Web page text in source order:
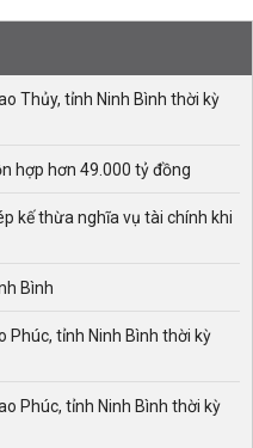
Thủy, tỉnh Ninh Bình thời kỳ
hợp hơn 49.000 tỷ đồng
kế thừa nghĩa vụ tài chính khi
Bình
Phúc, tỉnh Ninh Bình thời kỳ
Phúc, tỉnh Ninh Bình thời kỳ